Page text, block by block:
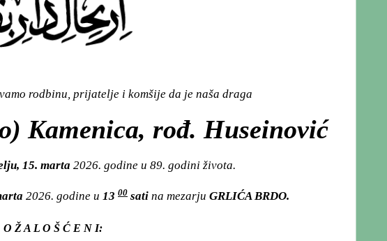
rodbinu, prijatelje i komšije da je naša draga
Kamenica, rođ. Huseinović
15. marta 2026. godine u 89. godini života.
2026. godine u 13 00 sati na mezarju GRLIĆA BRDO.
O Ž A L O Š Ć E N I: